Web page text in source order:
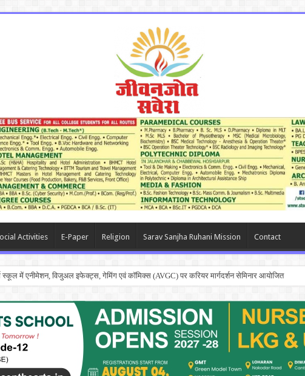
Activities E-Paper Religion Sarav Sanjha Ruhani Mission Contact
स्कूल में एनीमेशन, विजुअल इफेक्ट्स, गेमिंग एवं कॉमिक्स (AVGC) पर करियर मार्गदर्शन सेमिनार आयोजित